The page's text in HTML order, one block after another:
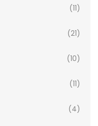
(11)
(21)
(10)
(11)
(4)